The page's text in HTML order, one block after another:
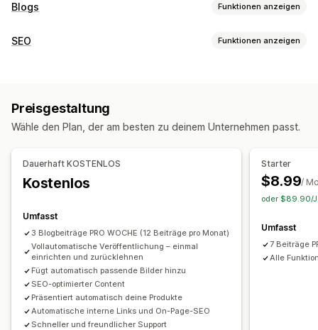
Blogs Funktionen anzeigen
Erstellung von Inhalten
SEO
Artikel-Tags
Interne Verlinkung
SEO Funktionen anzeigen
Lokale SEO Optimierung der Inhalte
Preisgestaltung
Wähle den Plan, der am besten zu deinem Unternehmen passt.
Dauerhaft KOSTENLOS
Kostenlos
Umfasst
3 Blogbeiträge PRO WOCHE (12 Beiträge pro Monat)
Vollautomatische Veröffentlichung – einmal
einrichten und zurücklehnen
Fügt automatisch passende Bilder hinzu
SEO-optimierter Content
Präsentiert automatisch deine Produkte
Automatische interne Links und On-Page-SEO
Schneller und freundlicher Support
Starter
$8.99/
oder $89.90/
Umfasst
7 Beiträge
Alle